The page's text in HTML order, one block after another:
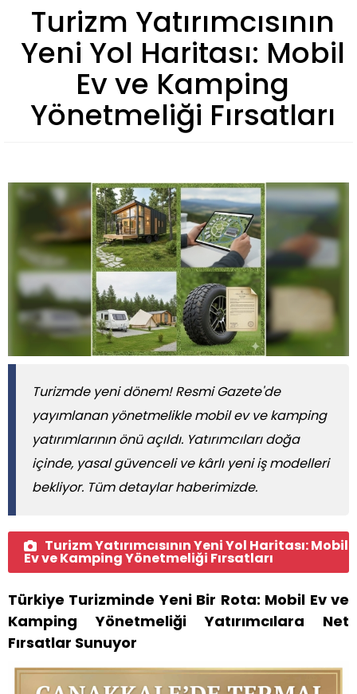
Turizm Yatırımcısının
Yeni Yol Haritası: Mobil
Ev ve Kamping
Yönetmeliği Fırsatları
Turizmde yeni dönem! Resmi Gazete'de
yayımlanan yönetmelikle mobil ev ve kamping
yatırımlarının önü açıldı. Yatırımcıları doğa
içinde, yasal güvenceli ve kârlı yeni iş modelleri
bekliyor. Tüm detaylar haberimizde.
Turizm Yatırımcısının Yeni Yol Haritası: Mobil
Ev ve Kamping Yönetmeliği Fırsatları
Türkiye Turizminde Yeni Bir Rota: Mobil Ev ve
Kamping Yönetmeliği Yatırımcılara Net
Fırsatlar Sunuyor